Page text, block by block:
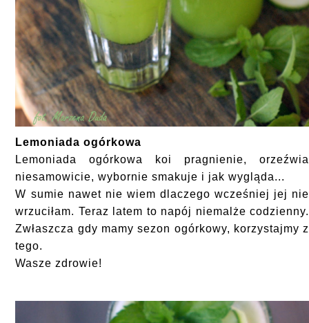
Lemoniada ogórkowa
Lemoniada ogórkowa koi pragnienie, orzeźwia
niesamowicie, wybornie smakuje i jak wygląda...
W sumie nawet nie wiem dlaczego wcześniej jej nie
wrzuciłam. Teraz latem to napój niemalże codzienny.
Zwłaszcza gdy mamy sezon ogórkowy, korzystajmy z
tego.
Wasze zdrowie!